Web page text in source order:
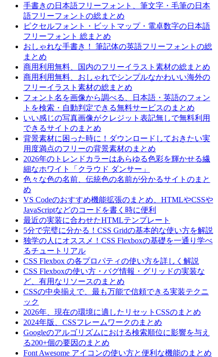
手書きの日本語フリーフォント、筆文字・毛筆の日本
語フリーフォントの総まとめ
ピクセルフォント・ビットマップ・電卓数字の日本語
フリーフォント 総まとめ
おしゃれな手書き！ 筆記体の英語フリーフォントの総
まとめ
商用利用無料、国内のフリーイラスト素材の総まとめ
商用利用無料、おしゃれでシンプルなかわいい海外の
フリーイラスト素材の総まとめ
フォント名を画像から調べる、日本語・英語のフォン
トを検索・自動判定できる無料サービスのまとめ
いい感じの写真画像がクレジット表記無しで無料利用
できるサイトのまとめ
背景素材に困った時に！ダウンロードしておきたい実
用度満点のフリーの背景素材のまとめ
2026年のトレンドカラーはあらゆる色彩を輝かせる繊
細なホワイト「クラウド ダンサー」
色々な色の名前、伝統色の名前が分かるサイトのまと
め
VS Codeのおすすめ機能拡張のまとめ、HTMLやCSSや
JavaScriptなどのコードを書く時に便利
最近の実装に合わせたHTMLテンプレート
5分で完璧に分かる！CSS Gridの基本的な使い方を解説
独学の人にオススメ！CSS Flexboxの基礎を一通り学べ
るチュートリアル
CSS Flexbox の各プロパティの使い方を詳しく解説
CSS Flexboxの使い方・バグ情報・グリッドの実装な
ど、有用なリソースのまとめ
CSSの中央揃えで、最も万能で信頼できる実装テクニ
ック
2026年、現在の環境に適したリセットCSSのまとめ
2024年版、CSSフレームワークのまとめ
Googleのアルゴリズムにおける検索順位に影響を与え
る200+個の要因のまとめ
Font Awesome アイコンの使い方と便利な機能のまとめ